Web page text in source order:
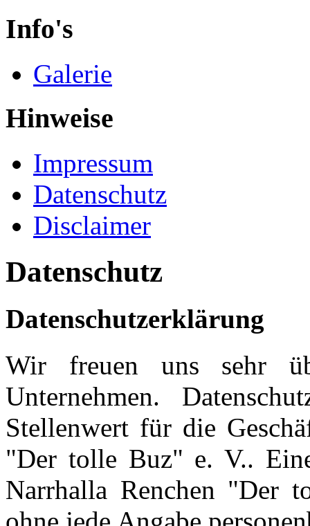
Info's
Galerie
Hinweise
Impressum
Datenschutz
Disclaimer
Datenschutz
Datenschutzerklärung
Wir freuen uns sehr
Unternehmen.
Stellenwert für die
"Der tolle Buz" e. V..
Narrhalla Renchen "Der